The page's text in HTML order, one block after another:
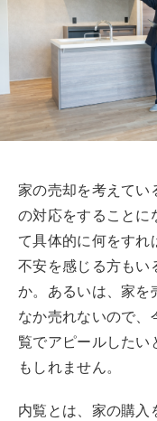
家の売却を考えてい
の対応をすることに
て具体的に何をすれ
不安を感じる方もい
か。あるいは、家を
なか売れないので
覧でアピールした
もしれません。
内覧とは、家の購